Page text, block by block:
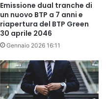
Emissione dual tranche di
un nuovo BTP a 7 anni e
riapertura del BTP Green
30 aprile 2046
Gennaio 2026 16:11